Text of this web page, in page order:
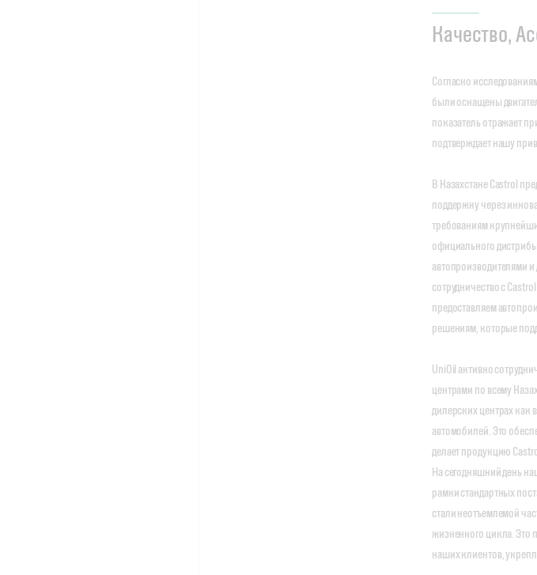
Качество,
Согласно
были оснащены
показатель отражает
подтверждает нашу
В Казахстане Castrol
поддержку через
требованиям
официального
автопроизводителями и
сотрудничество с
предоставляем
решениям, которые
UniOil активно
центрами по всему
дилерских центрах как
автомобилей. Это
делает продукцию
На сегодняшний день
рамки стандартных
стали неотъемлемой
жизненного цикла. Это
наших клиентов,